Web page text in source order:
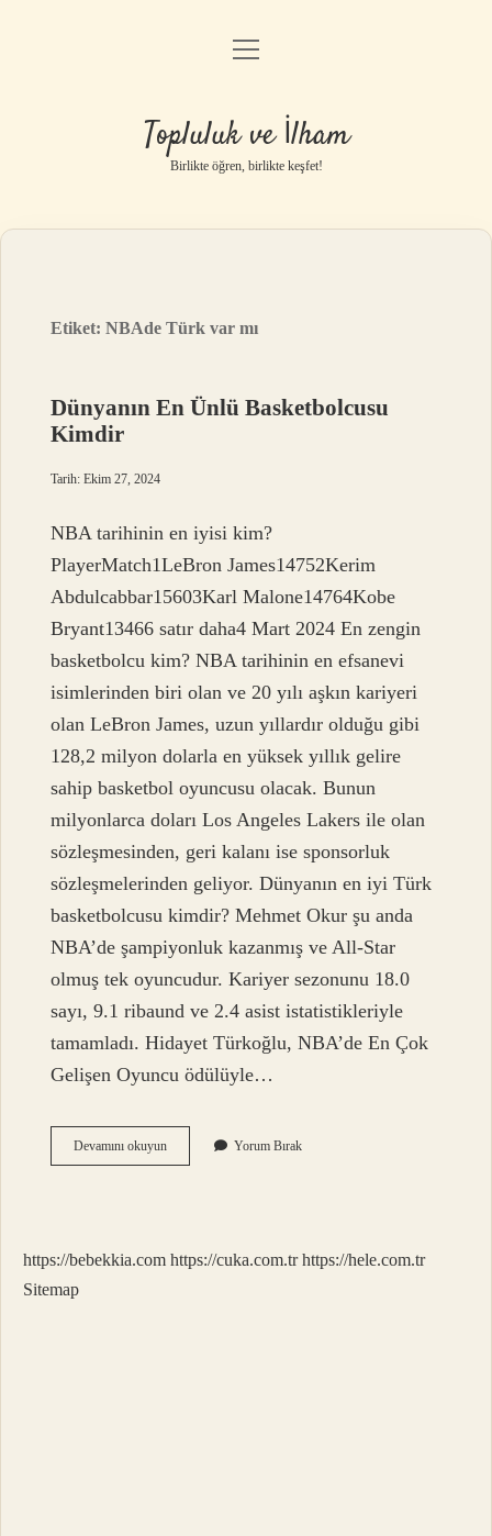
Anasayfa
Gizlilik Politikası
Yasal Uyarı
menüyü
Topluluk ve İlham
Birlikte öğren, birlikte keşfet!
Etiket:NBAde Türk var mı
Dünyanın En Ünlü Basketbolcusu
Kimdir
Tarih: Ekim 27, 2024
NBA tarihinin en iyisi kim?
PlayerMatch1LeBron James14752Kerim
Abdulcabbar15603Karl Malone14764Kobe
Bryant13466 satır daha4 Mart 2024 En zengin
basketbolcu kim? NBA tarihinin en efsanevi
isimlerinden biri olan ve 20 yılı aşkın kariyeri
olan LeBron James, uzun yıllardır olduğu gibi
128,2 milyon dolarla en yüksek yıllık gelire
sahip basketbol oyuncusu olacak. Bunun
milyonlarca doları Los Angeles Lakers ile olan
sözleşmesinden, geri kalanı ise sponsorluk
sözleşmelerinden geliyor. Dünyanın en iyi Türk
basketbolcusu kimdir? Mehmet Okur şu anda
NBA’de şampiyonluk kazanmış ve All-Star
olmuş tek oyuncudur. Kariyer sezonunu 18.0
sayı, 9.1 ribaund ve 2.4 asist istatistikleriyle
tamamladı. Hidayet Türkoğlu, NBA’de En Çok
Gelişen Oyuncu ödülüyle…
Devamını okuyunDünyanın
En
Yorum Bırak
https://bebekkia.com https://cuka.com.tr https://hele.com.tr
Sitemap